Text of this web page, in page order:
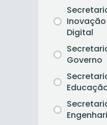
Digital
Governo